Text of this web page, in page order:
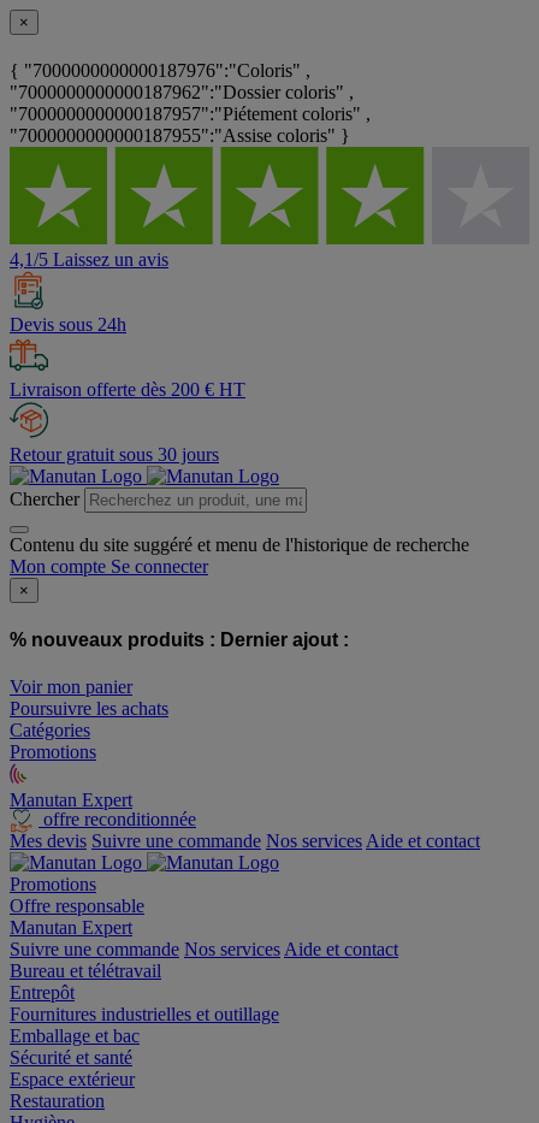
×
{ "7000000000000187976":"Coloris" ,
"7000000000000187962":"Dossier coloris" ,
"7000000000000187957":"Piétement coloris" ,
"7000000000000187955":"Assise coloris" }
4,1/5 Laissez un avis
Devis sous 24h
Livraison offerte dès 200 € HT
Retour gratuit sous 30 jours
Chercher
Contenu du site suggéré et menu de l'historique de recherche
Mon compte Se connecter
×
% nouveaux produits : Dernier ajout :
Voir mon panier
Poursuivre les achats
Catégories
Promotions
Manutan Expert
offre reconditionnée
Mes devis Suivre une commande Nos services Aide et contact
Promotions
Offre responsable
Manutan Expert
Suivre une commande Nos services Aide et contact
Bureau et télétravail
Entrepôt
Fournitures industrielles et outillage
Emballage et bac
Sécurité et santé
Espace extérieur
Restauration